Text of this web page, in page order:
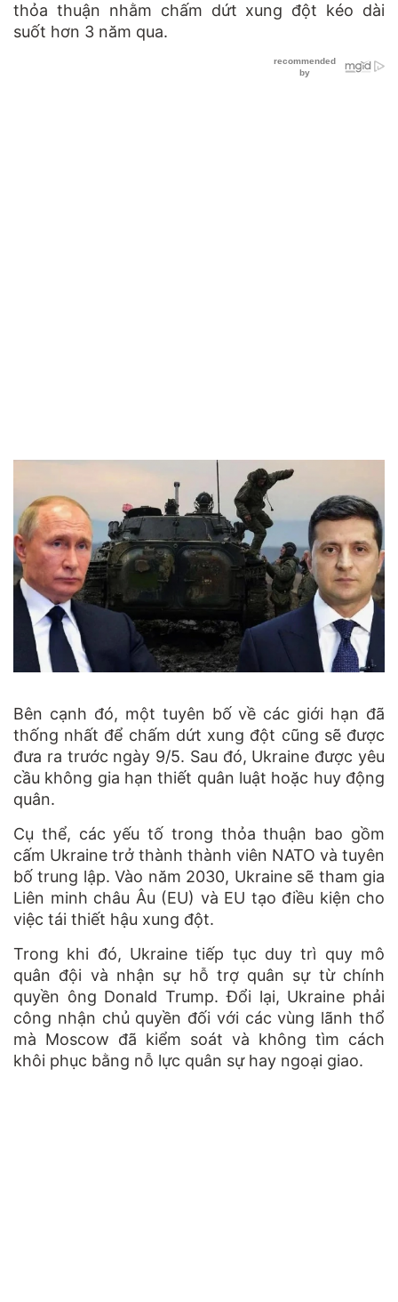
thỏa thuận nhằm chấm dứt xung đột kéo dài
suốt hơn 3 năm qua.
Bên cạnh đó, một tuyên bố về các giới hạn đã
thống nhất để chấm dứt xung đột cũng sẽ được
đưa ra trước ngày 9/5. Sau đó, Ukraine được yêu
cầu không gia hạn thiết quân luật hoặc huy động
quân.
Cụ thể, các yếu tố trong thỏa thuận bao gồm
cấm Ukraine trở thành thành viên NATO và tuyên
bố trung lập. Vào năm 2030, Ukraine sẽ tham gia
Liên minh châu Âu (EU) và EU tạo điều kiện cho
việc tái thiết hậu xung đột.
Trong khi đó, Ukraine tiếp tục duy trì quy mô
quân đội và nhận sự hỗ trợ quân sự từ chính
quyền ông Donald Trump. Đổi lại, Ukraine phải
công nhận chủ quyền đối với các vùng lãnh thổ
mà Moscow đã kiểm soát và không tìm cách
khôi phục bằng nỗ lực quân sự hay ngoại giao.